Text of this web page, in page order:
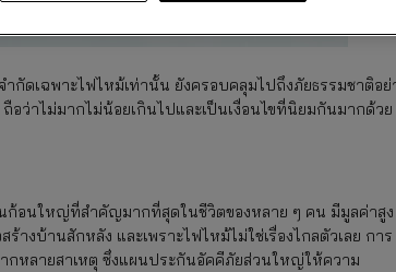
ดเฉพาะไฟไหม้เท่านั้น ยังครอบคลุมไปถึงภัยธรรมชาติอย่
าไม่มากไม่น้อยเกินไปและเป็นเงื่อนไขที่นิยมกันมากด้วย
ก้อนใหญ่ที่สำคัญมากที่สุดในชีวิตของหลาย ๆ คน มีมูลค่าสูง
างบ้านสักหลัง และเพราะไฟไหม้ไม่ใช่เรื่องไกลตัวเลย การ
กหลายสาเหตุ ซึ่งแผนประกันอัคคีภัยส่วนใหญ่ให้ความ